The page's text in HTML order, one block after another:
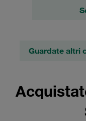
Guardate altri